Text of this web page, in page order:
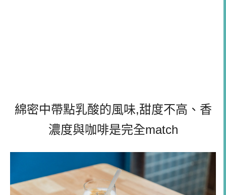
綿密中帶點乳酸的風味,甜度不高、香
濃度與咖啡是完全match